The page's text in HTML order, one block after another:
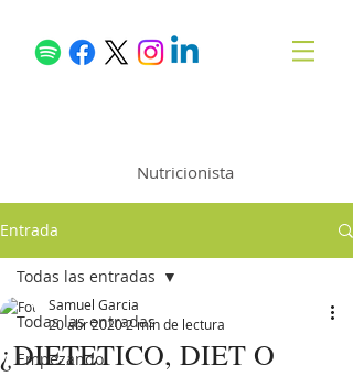
Nutricionista
Entrada
Todas las entradas
Empezando
Todas las entradas
¿DIETETICO, DIET O
Samuel Garcia
20 abr 20202 min de lectura